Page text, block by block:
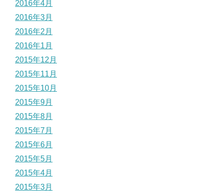
2016年4月
2016年3月
2016年2月
2016年1月
2015年12月
2015年11月
2015年10月
2015年9月
2015年8月
2015年7月
2015年6月
2015年5月
2015年4月
2015年3月